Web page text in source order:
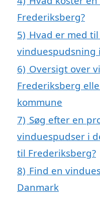
Frederiksberg?
5) Hvad er med
vinduespudsning
6) Oversigt over
Frederiksberg
kommune
7) Søg efter en
vinduespudser i
til Frederiksberg?
8) Find en
Danmark